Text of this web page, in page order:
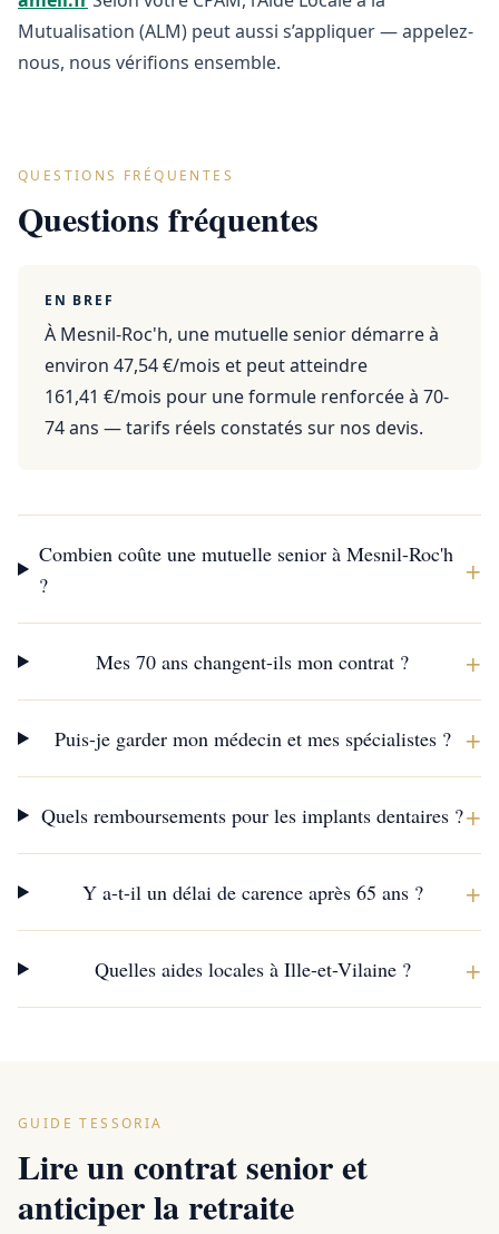
Mutualisation (ALM) peut aussi s’appliquer — appelez-
nous, nous vérifions ensemble.
QUESTIONS FRÉQUENTES
Questions fréquentes
EN BREF
À Mesnil-Roc'h, une mutuelle senior démarre à
environ 47,54 €/mois et peut atteindre
161,41 €/mois pour une formule renforcée à 70-
74 ans — tarifs réels constatés sur nos devis.
Combien coûte une mutuelle senior à Mesnil-Roc'h
?
+
Mes 70 ans changent-ils mon contrat ? +
Puis-je garder mon médecin et mes spécialistes ? +
Quels remboursements pour les implants dentaires ?+
Y a-t-il un délai de carence après 65 ans ? +
Quelles aides locales à Ille-et-Vilaine ? +
GUIDE TESSORIA
Lire un contrat senior et
anticiper la retraite